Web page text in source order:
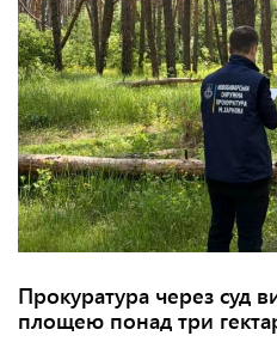
Прокуратура через суд
площею понад три